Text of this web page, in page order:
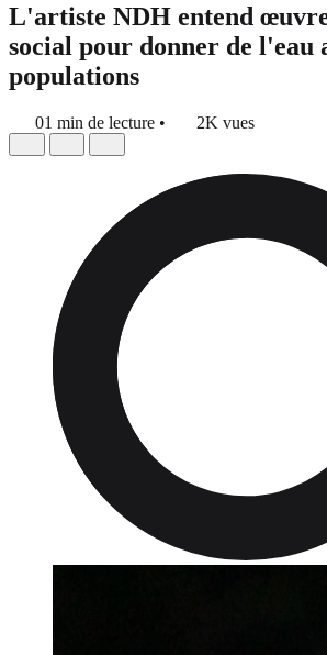
L'artiste NDH entend
social pour donner de l'eau
populations
01 min de lecture • 2K vues